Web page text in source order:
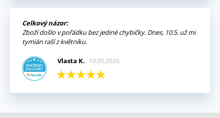
Celkový názor:
Zboží došlo v pořádku bez jediné chybičky. Dnes, 10.5. už mi
tymián raší z květníku.
Vlasta K. 10.05.2026